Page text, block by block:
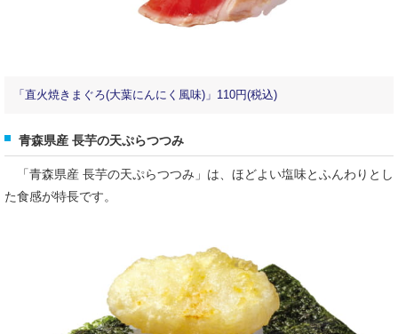
「直火焼きまぐろ(大葉にんにく風味)」110円(税込)
青森県産 長芋の天ぷらつつみ
「青森県産 長芋の天ぷらつつみ」は、ほどよい塩味とふんわりとし
た食感が特長です。